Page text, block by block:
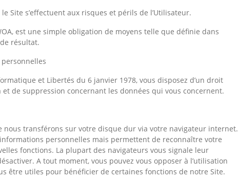
Site s’effectuent aux risques et périls de l’Utilisateur.
est une simple obligation de moyens telle que définie dans
résultat.
et Libertés du 6 janvier 1978, vous disposez d’un droit
et de suppression concernant les données qui vous concernent.
nous transférons sur votre disque dur via votre navigateur internet.
personnelles mais permettent de reconnaître votre
fonctions. La plupart des navigateurs vous signale leur
A tout moment, vous pouvez vous opposer à l’utilisation
être utiles pour bénéficier de certaines fonctions de notre Site.